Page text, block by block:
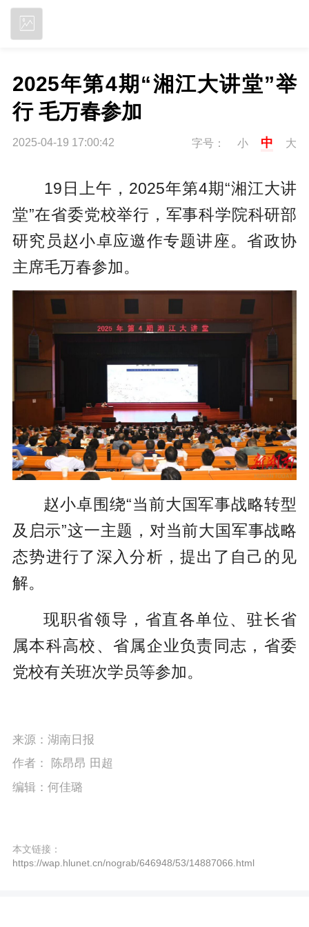
2025年第4期“湘江大讲堂”举
行 毛万春参加
2025-04-19 17:00:42 字号： 小 中 大
19日上午，2025年第4期“湘江大讲
堂”在省委党校举行，军事科学院科研部
研究员赵小卓应邀作专题讲座。省政协
主席毛万春参加。
赵小卓围绕“当前大国军事战略转型
及启示”这一主题，对当前大国军事战略
态势进行了深入分析，提出了自己的见
解。
现职省领导，省直各单位、驻长省
属本科高校、省属企业负责同志，省委
党校有关班次学员等参加。
来源：湖南日报
作者： 陈昂昂 田超
编辑：何佳璐
本文链接：
https://wap.hlunet.cn/nograb/646948/53/14887066.html